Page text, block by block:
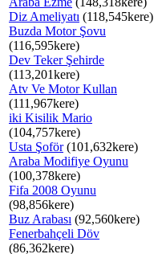
Diz Ameliyatı (118,545kere)
Buzda Motor Şovu
(116,595kere)
Dev Teker Şehirde
(113,201kere)
Atv Ve Motor Kullan
(111,967kere)
iki Kisilik Mario
(104,757kere)
Usta Şoför(101,632kere)
Araba Modifiye Oyunu
(100,378kere)
Fifa 2008 Oyunu
(98,856kere)
Buz Arabası (92,560kere)
Fenerbahçeli Döv
(86,362kere)